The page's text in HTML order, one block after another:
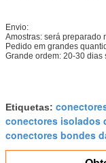
Envio:
Amostras: será preparado
Pedido em grandes
Grande ordem: 20-30 dias
Etiquetas:
conectores isolados
conectores bondes